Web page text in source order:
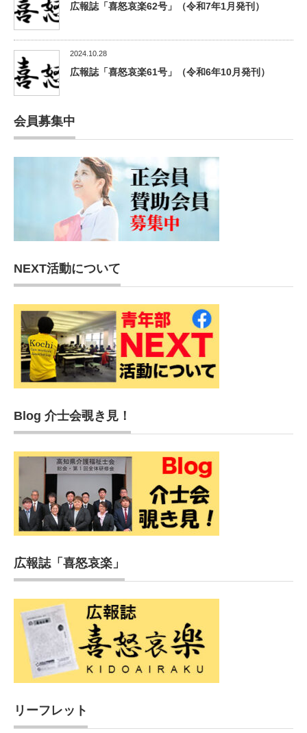
広報誌「喜怒哀楽62号」（令和7年1月発刊）
2024.10.28
広報誌「喜怒哀楽61号」（令和6年10月発刊）
会員募集中
NEXT活動について
Blog 介士会覗き見！
広報誌「喜怒哀楽」
リーフレット